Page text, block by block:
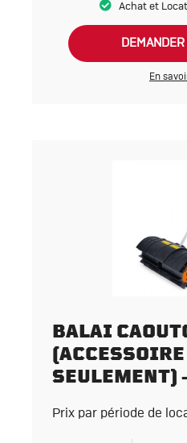
Achat et
En
BALAI
(ACCESSOIRE
SEULEMENT)
Prix par période de